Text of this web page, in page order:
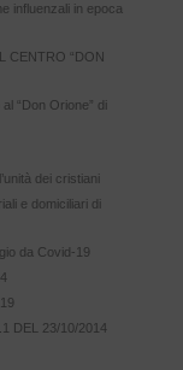
influenzali in epoca
CENTRO “DON
“Don Orione” di
dei cristiani
e domiciliari di
da Covid-19
DEL 23/10/2014